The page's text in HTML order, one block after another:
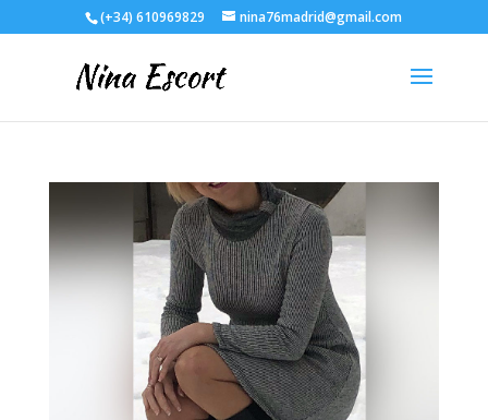
(+34) 610969829 nina76madrid@gmail.com